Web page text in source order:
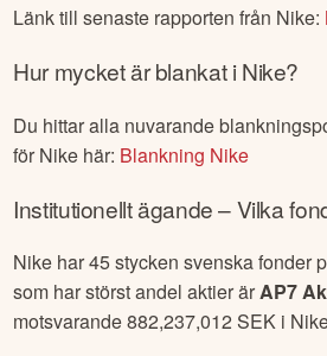
Länk till senaste rapporten från Nike:
Hur mycket är blankat iNike?
Du hittar alla nuvarande
för Nike här: Blankning Nike
Institutionellt ägande – Vilka
Nike har45stycken svenska fonder
som har störst andel aktier ärAP7
motsvarande882,237,012 SEK i